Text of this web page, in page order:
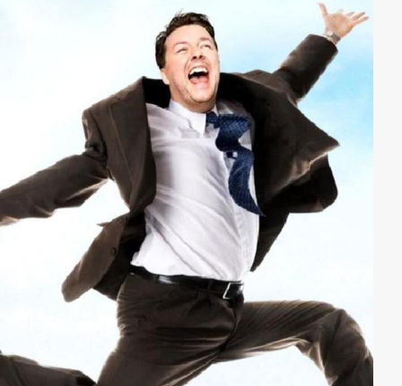
hingezogen fühlt. Was für ein Wahnsinn das
Showbusiness manchmal sein kann, erfährt Bobby
bald am eigenen Leib…